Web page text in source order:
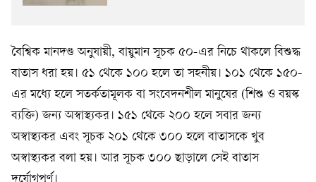
বৈশ্বিক মানদণ্ড অনুযায়ী, বায়ুমান সূচক ৫০-এর নিচে থাকলে বিশুদ্ধ
বাতাস ধরা হয়। ৫১ থেকে ১০০ হলে তা সহনীয়। ১০১ থেকে ১৫০-
এর মধ্যে হলে সতর্কতামূলক বা সংবেদনশীল মানুষের (শিশু ও বয়স্ক
ব্যক্তি) জন্য অস্বাস্থ্যকর। ১৫১ থেকে ২০০ হলে সবার জন্য
অস্বাস্থ্যকর এবং সূচক ২০১ থেকে ৩০০ হলে বাতাসকে খুব
অস্বাস্থ্যকর বলা হয়। আর সূচক ৩০০ ছাড়ালে সেই বাতাস